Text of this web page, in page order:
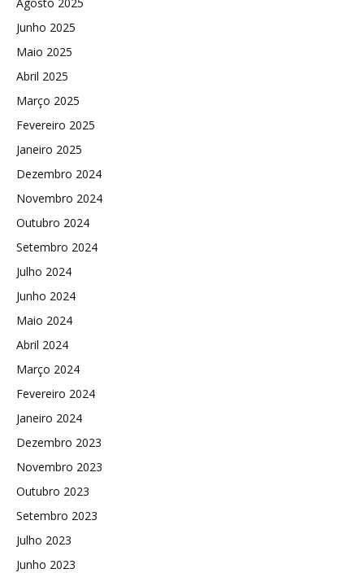
Junho 2025
Maio 2025
Abril 2025
Março 2025
Fevereiro 2025
Janeiro 2025
Dezembro 2024
Novembro 2024
Outubro 2024
Setembro 2024
Julho 2024
Junho 2024
Maio 2024
Abril 2024
Março 2024
Fevereiro 2024
Janeiro 2024
Dezembro 2023
Novembro 2023
Outubro 2023
Setembro 2023
Julho 2023
Junho 2023